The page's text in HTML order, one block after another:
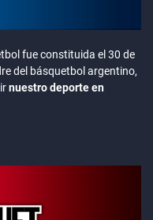
fue constituida el 30 de
del básquetbol argentino,
nuestro deporte en